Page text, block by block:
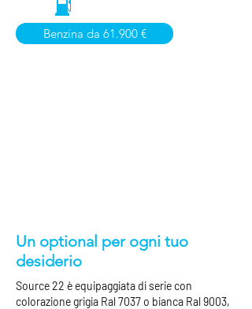
Benzina da 61.900 €
Un optional per ogni tuo
desiderio
Source 22 è equipaggiata di serie con
colorazione grigia Ral7037 o bianca Ral 9003,